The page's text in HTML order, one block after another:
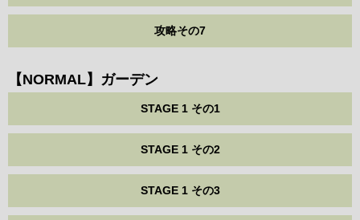
攻略その7
【NORMAL】ガーデン
STAGE 1 その1
STAGE 1 その2
STAGE 1 その3